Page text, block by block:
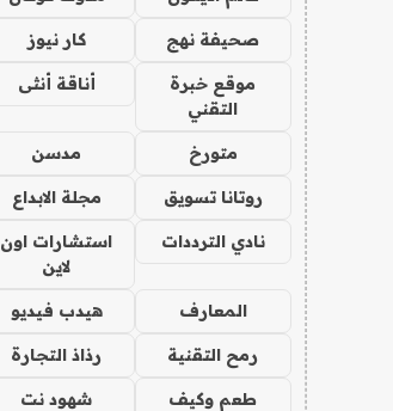
صحيفة نهج كار نيوز
موقع خبرة
التقني
أناقة أنثى
متورخ مدسن
روتانا تسويق مجلة الابداع
نادي الترددات
استشارات اون
لاين
المعارف هيدب فيديو
رمح التقنية رذاذ التجارة
طعم وكيف شهود نت